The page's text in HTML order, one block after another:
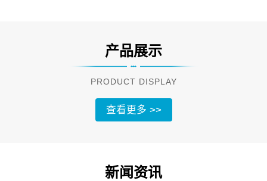
产品展示
PRODUCT DISPLAY
查看更多 >>
新闻资讯